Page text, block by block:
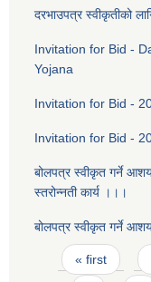
दरभाउपत्र स्वीकृतीको
Invitation for Bid -
Yojana
Invitation for Bid -
Invitation for Bid -
बोलपत्र स्वीकृत गर्ने
स्तरोन्नती कार्य ।।।
बोलपत्र स्वीकृत गर्ने
Pages
« first